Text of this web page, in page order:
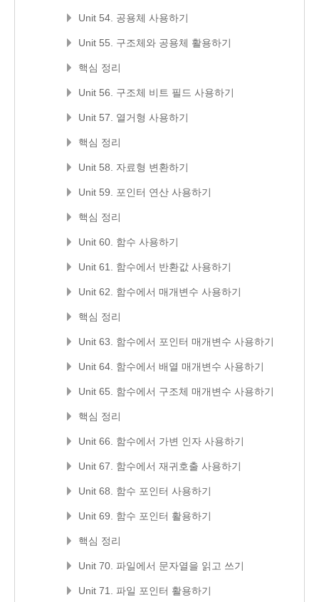
Unit 54. 공용체 사용하기
Unit 55. 구조체와 공용체 활용하기
핵심 정리
Unit 56. 구조체 비트 필드 사용하기
Unit 57. 열거형 사용하기
핵심 정리
Unit 58. 자료형 변환하기
Unit 59. 포인터 연산 사용하기
핵심 정리
Unit 60. 함수 사용하기
Unit 61. 함수에서 반환값 사용하기
Unit 62. 함수에서 매개변수 사용하기
핵심 정리
Unit 63. 함수에서 포인터 매개변수 사용하기
Unit 64. 함수에서 배열 매개변수 사용하기
Unit 65. 함수에서 구조체 매개변수 사용하기
핵심 정리
Unit 66. 함수에서 가변 인자 사용하기
Unit 67. 함수에서 재귀호출 사용하기
Unit 68. 함수 포인터 사용하기
Unit 69. 함수 포인터 활용하기
핵심 정리
Unit 70. 파일에서 문자열을 읽고 쓰기
Unit 71. 파일 포인터 활용하기